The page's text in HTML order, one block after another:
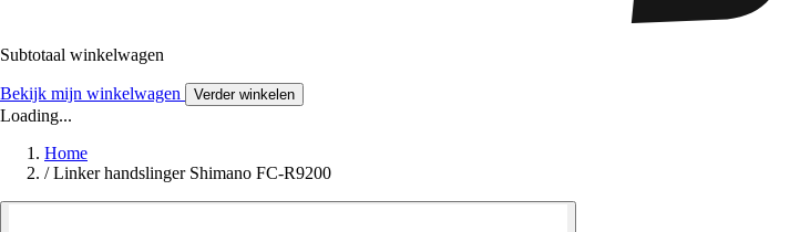
Subtotaal winkelwagen
Bekijk mijn winkelwagen Verder winkelen
Loading...
Home
/ Linker handslinger Shimano FC-R9200